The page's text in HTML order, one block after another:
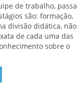
de trabalho, passa
são: formação,
divisão didática, não
de cada uma das
sobre o